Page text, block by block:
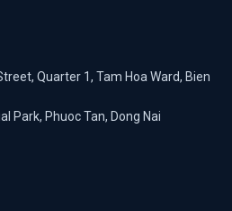
Quarter 1, Tam Hoa Ward, Bien
Park, Phuoc Tan, Dong Nai